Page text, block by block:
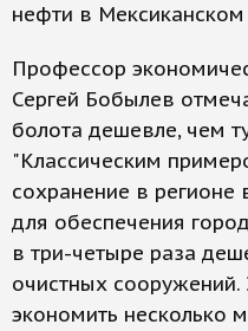
нефти в Мексиканском
Профессор
Сергей Бобылев
болота дешевле, чем
"Классическим
сохранение в
для обеспечения
в три-четыре раза
очистных
экономить несколько